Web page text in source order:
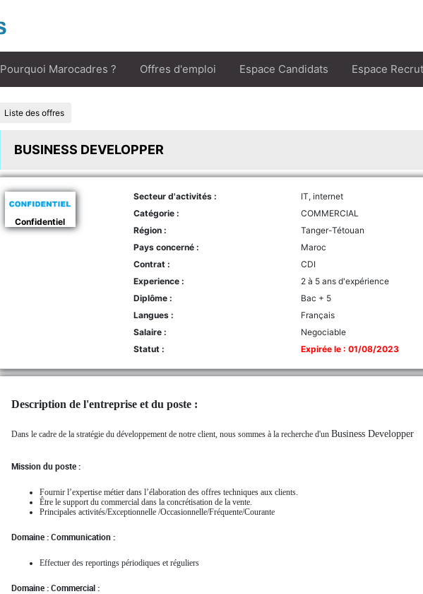
Pourquoi Marocadres ? Offres d'emploi Espace Candidats Espace
Liste des offres
BUSINESS DEVELOPPER
Confidentiel
Secteur d'activités :
IT, internet
Catégorie :
COMMERCIAL
Région :
Tanger-Tétouan
Pays concerné :
Maroc
Contrat :
CDI
Experience :
2 à 5 ans d'expérience
Diplôme :
Bac + 5
Langues :
Français
Salaire :
Negociable
Statut :
Expirée le : 01/08/2023
Description de l'entreprise et du poste :
Dans le cadre de la stratégie du développement de notre client, nous sommes à la recherche d'un Business Developper
Mission du poste :
Fournir l’expertise métier dans l’élaboration des offres techniques aux clients.
Être le support du commercial dans la concrétisation de la vente.
Principales activités/Exceptionnelle /Occasionnelle/Fréquente/Courante
Domaine : Communication :
Effectuer des reportings périodiques et réguliers
Domaine : Commercial :